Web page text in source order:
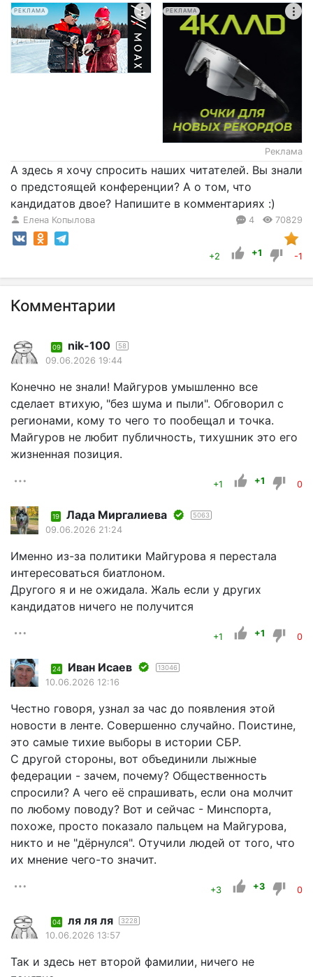
РЕКЛАМА РЕКЛАМА
Реклама
А здесь я хочу спросить наших читателей. Вы знали
о предстоящей конференции? А о том, что
кандидатов двое? Напишите в комментариях :)
Елена Копылова 4 70829
+2 +1 -1
Комментарии
09 nik-100 58
09.06.2026 19:44
Конечно не знали! Майгуров умышленно все
сделает втихую, "без шума и пыли". Обговорил с
регионами, кому то чего то пообещал и точка.
Майгуров не любит публичность, тихушник это его
жизненная позиция.
+1 +1 0
19 Лада Миргалиева 5063
09.06.2026 21:24
Именно из-за политики Майгурова я перестала
интересоваться биатлоном.
Другого я и не ожидала. Жаль если у других
кандидатов ничего не получится
+1 +1 0
24 Иван Исаев 13046
10.06.2026 12:16
Честно говоря, узнал за час до появления этой
новости в ленте. Совершенно случайно. Поистине,
это самые тихие выборы в истории СБР.
С другой стороны, вот объединили лыжные
федерации - зачем, почему? Общественность
спросили? А чего её спрашивать, если она молчит
по любому поводу? Вот и сейчас - Минспорта,
похоже, просто показало пальцем на Майгурова,
никто и не "дёрнулся". Отучили людей от того, что
их мнение чего-то значит.
+3 +3 0
04 ля ля ля 3228
10.06.2026 13:57
Так и здесь нет второй фамилии, ничего не